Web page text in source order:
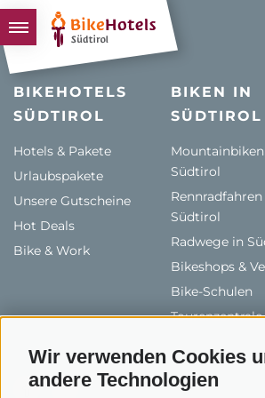
Wir verwenden Cookies
andere Technologien
BIKEHOTELS
HOTELS & PAKETE
TOUREN & REVIERE
SÜDTIROL & WIR
SCHLUSSLICHTER
BIKEHOTELS
SÜDTIROL
Hotels & Pakete
Urlaubspakete
Unsere Gutscheine
Hot Deals
Bike & Work
BIKEN IN
SÜDTIROL
Südtirol
Rennradfahren
Südtirol
Radwege in
Bikeshops &
Bike-Schulen
Tourenzentrale